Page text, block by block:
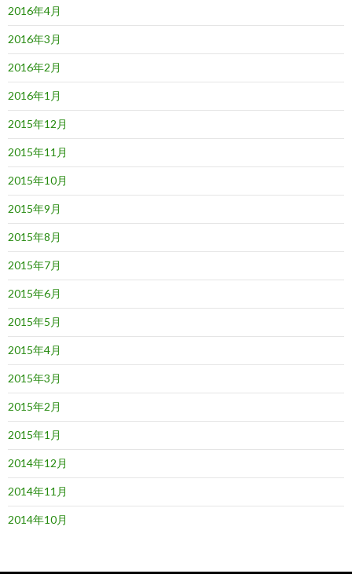
2016年4月
2016年3月
2016年2月
2016年1月
2015年12月
2015年11月
2015年10月
2015年9月
2015年8月
2015年7月
2015年6月
2015年5月
2015年4月
2015年3月
2015年2月
2015年1月
2014年12月
2014年11月
2014年10月